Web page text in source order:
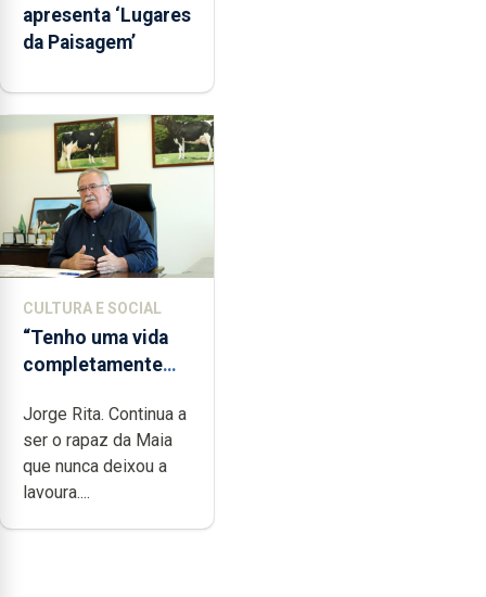
apresenta ‘Lugares
da Paisagem’
CULTURA E SOCIAL
“Tenho uma vida
completamente
dedicação, gosto e
muita paixão”
Jorge Rita. Continua a
ser o rapaz da Maia
que nunca deixou a
lavoura....